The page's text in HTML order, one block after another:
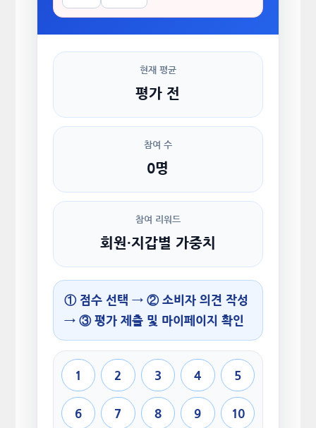
현재 평균
평가 전
참여 수
0명
참여 리워드
회원·지갑별 가중치
① 점수 선택 → ② 소비자 의견 작성
→ ③ 평가 제출 및 마이페이지 확인
1 2 3 4 5
6 7 8 9 10